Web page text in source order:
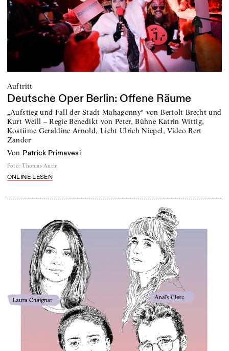
Auftritt
Deutsche Oper Berlin: Offene Räume
„Aufstieg und Fall der Stadt Mahagonny“ von Bertolt Brecht und
Kurt Weill – Regie Benedikt von Peter, Bühne Katrin Wittig,
Kostüme Geraldine Arnold, Licht Ulrich Niepel, Video Bert
Zander
von Patrick Primavesi
Foto: Thomas Aurin
ONLINE LESEN